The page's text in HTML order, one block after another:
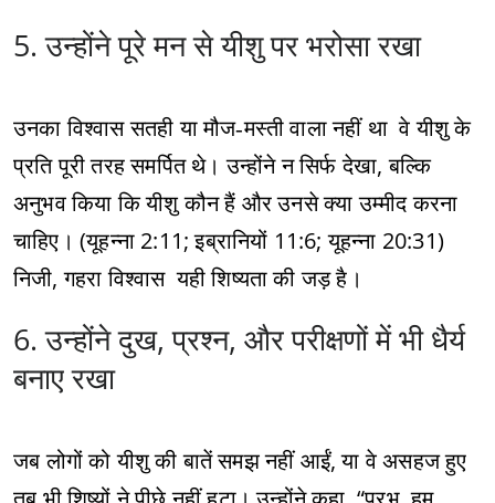
5. उन्होंने पूरे मन से यीशु पर भरोसा रखा
उनका विश्वास सतही या मौज‑मस्ती वाला नहीं था वे यीशु के
प्रति पूरी तरह समर्पित थे। उन्होंने न सिर्फ देखा, बल्कि
अनुभव किया कि यीशु कौन हैं और उनसे क्या उम्मीद करना
चाहिए। (यूहन्ना 2:11; इब्रानियों 11:6; यूहन्ना 20:31)
निजी, गहरा विश्वास यही शिष्यता की जड़ है।
6. उन्होंने दुख, प्रश्न, और परीक्षणों में भी धैर्य
बनाए रखा
जब लोगों को यीशु की बातें समझ नहीं आईं, या वे असहज हुए